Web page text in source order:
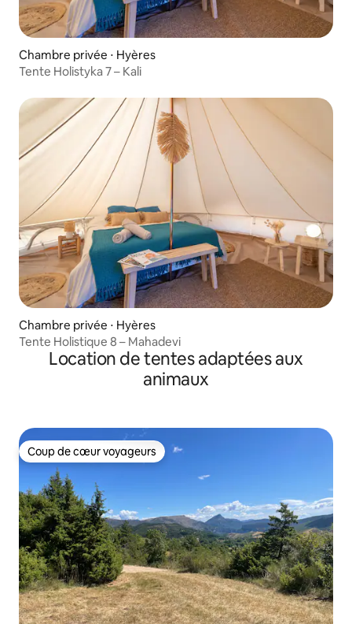
Chambre privée ⋅ Hyères
Tente Holistyka 7 – Kali
Chambre privée ⋅ Hyères
Tente Holistique 8 – Mahadevi
Location de tentes adaptées aux
animaux
Coup de cœur voyageurs
Coup de cœur voyageurs